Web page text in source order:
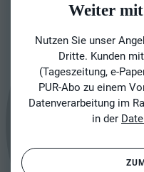
Weiter
Nutzen Sie unser
Dritte. Kunden
(Tageszeitung, e-
PUR-Abo zu einem
Datenverarbeitung im
in der